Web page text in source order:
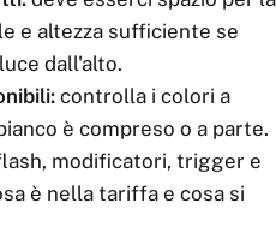
e altezza sufficiente se
dall'alto.
controlla i colori a
è compreso o a parte.
modificatori, trigger e
è nella tariffa e cosa si